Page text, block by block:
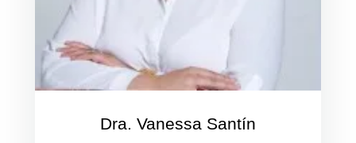
Dra. Vanessa Santín